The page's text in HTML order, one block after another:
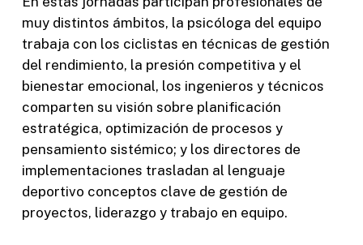
muy distintos ámbitos, la psicóloga del equipo
trabaja con los ciclistas en técnicas de gestión
del rendimiento, la presión competitiva y el
bienestar emocional, los ingenieros y técnicos
comparten su visión sobre planificación
estratégica, optimización de procesos y
pensamiento sistémico; y los directores de
implementaciones trasladan al lenguaje
deportivo conceptos clave de gestión de
proyectos, liderazgo y trabajo en equipo.